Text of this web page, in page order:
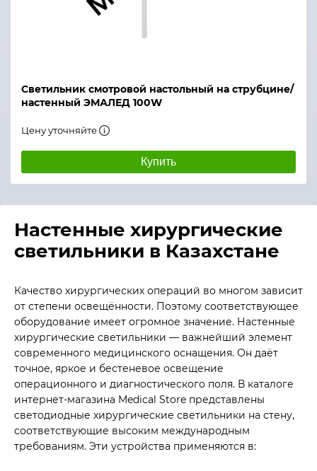
Светильник смотровой настольный на струбцине/
настенный ЭМАЛЕД 100W
Цену уточняйте
Купить
Настенные хирургические
светильники в Казахстане
Качество хирургических операций во многом зависит
от степени освещённости. Поэтому соответствующее
оборудование имеет огромное значение. Настенные
хирургические светильники — важнейший элемент
современного медицинского оснащения. Он даёт
точное, яркое и бестеневое освещение
операционного и диагностического поля. В каталоге
интернет-магазина Medical Store представлены
светодиодные хирургические светильники на стену,
соответствующие высоким международным
требованиям. Эти устройства применяются в: